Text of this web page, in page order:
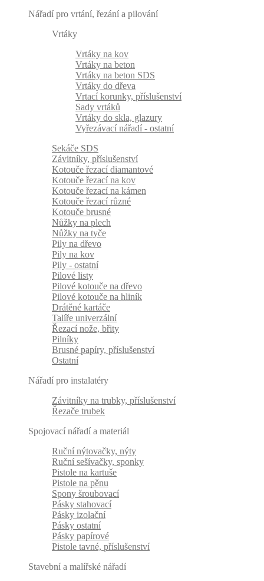
Nářadí pro vrtání, řezání a pilování
Vrtáky
Vrtáky na kov
Vrtáky na beton
Vrtáky na beton SDS
Vrtáky do dřeva
Vrtací korunky, příslušenství
Sady vrtáků
Vrtáky do skla, glazury
Vyřezávací nářadí - ostatní
Sekáče SDS
Závitníky, příslušenství
Kotouče řezací diamantové
Kotouče řezací na kov
Kotouče řezací na kámen
Kotouče řezací různé
Kotouče brusné
Nůžky na plech
Nůžky na tyče
Pily na dřevo
Pily na kov
Pily - ostatní
Pilové listy
Pilové kotouče na dřevo
Pilové kotouče na hliník
Drátěné kartáče
Talíře univerzální
Řezací nože, břity
Pilníky
Brusné papíry, příslušenství
Ostatní
Nářadí pro instalatéry
Závitníky na trubky, příslušenství
Řezače trubek
Spojovací nářadí a materiál
Ruční nýtovačky, nýty
Ruční sešívačky, sponky
Pistole na kartuše
Pistole na pěnu
Spony šroubovací
Pásky stahovací
Pásky izolační
Pásky ostatní
Pásky papírové
Pistole tavné, příslušenství
Stavební a malířské nářadí